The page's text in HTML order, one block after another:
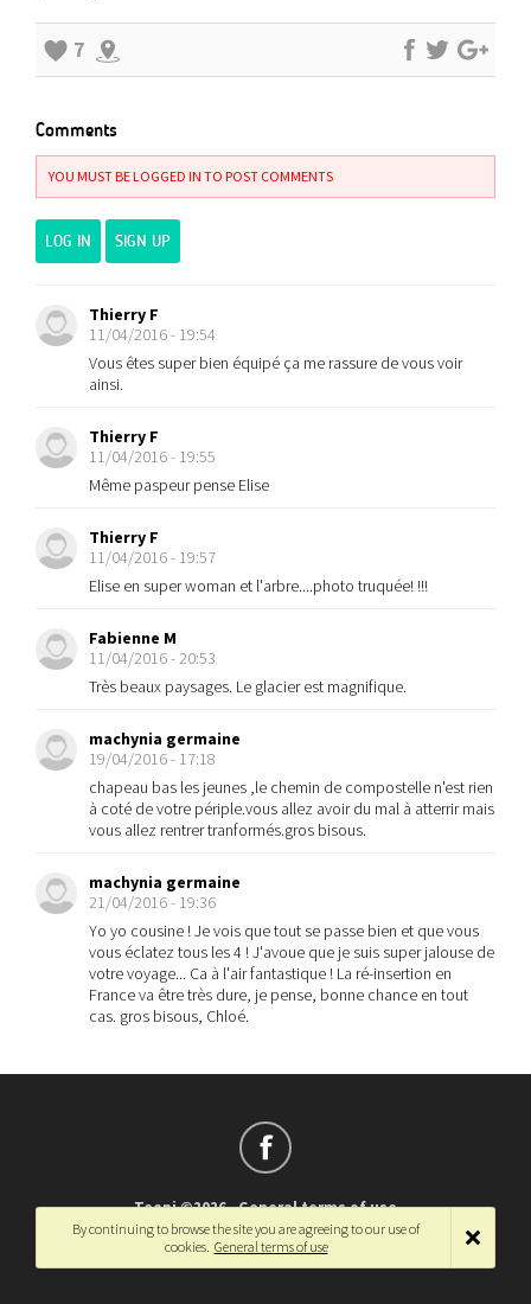
7
Comments
YOU MUST BE LOGGED IN TO POST COMMENTS
LOG IN SIGN UP
Thierry F
11/04/2016 - 19:54
Vous êtes super bien équipé ça me rassure de vous voir
ainsi.
Thierry F
11/04/2016 - 19:55
Même paspeur pense Elise
Thierry F
11/04/2016 - 19:57
Elise en super woman et l'arbre....photo truquée! !!!
Fabienne M
11/04/2016 - 20:53
Très beaux paysages. Le glacier est magnifique.
machynia germaine
19/04/2016 - 17:18
chapeau bas les jeunes ,le chemin de compostelle n'est rien
à coté de votre périple.vous allez avoir du mal à atterrir mais
vous allez rentrer tranformés.gros bisous.
machynia germaine
21/04/2016 - 19:36
Yo yo cousine ! Je vois que tout se passe bien et que vous
vous éclatez tous les 4 ! J'avoue que je suis super jalouse de
votre voyage... Ca à l'air fantastique ! La ré-insertion en
France va être très dure, je pense, bonne chance en tout
cas. gros bisous, Chloé.
Teepi ©2026-General terms of use
Français-English
By continuing to browse the site you are agreeing to our use of
cookies. General terms of use